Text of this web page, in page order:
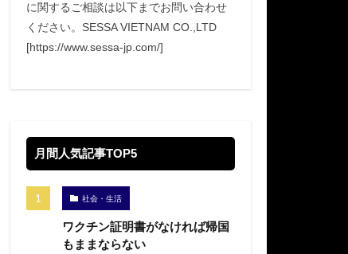
に関するご相談は以下までお問い合わせ
ください。SESSA VIETNAM CO.,LTD
[https://www.sessa-jp.com/]
月間人気記事TOP5
社会・生活
ワクチン証明書がなければ帰国
もままならない